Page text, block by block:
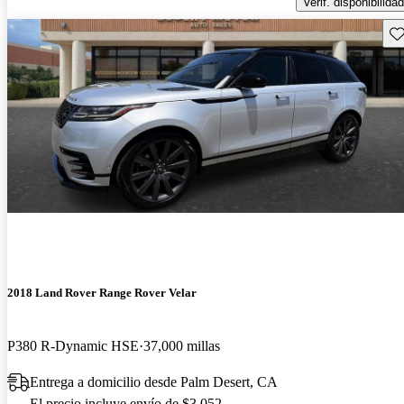
2018 Land Rover Range Rover Velar
P380 R-Dynamic HSE 37,000 millas
Entrega a domicilio desde Palm Desert, CA